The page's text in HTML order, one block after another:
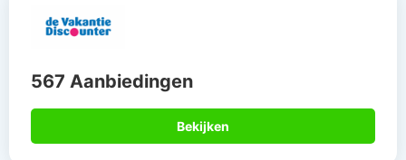
567 Aanbiedingen
Bekijken